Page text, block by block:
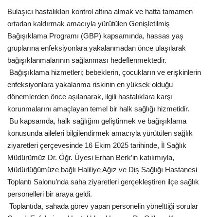
Galeriler
Yaşam
Künye
Sağlık
İletişim
Kültür Sanat
Bulaşıcı hastalıkları kontrol altına almak ve hatta tamamen
ortadan kaldırmak amacıyla yürütülen Genişletilmiş
Bağışıklama Programı (GBP) kapsamında, hassas yaş
gruplarına enfeksiyonlara yakalanmadan önce ulaşılarak
bağışıklanmalarının sağlanması hedeflenmektedir.
Bağışıklama hizmetleri; bebeklerin, çocukların ve erişkinlerin
enfeksiyonlara yakalanma riskinin en yüksek olduğu
dönemlerden önce aşılanarak, ilgili hastalıklara karşı
korunmalarını amaçlayan temel bir halk sağlığı hizmetidir.
Bu kapsamda, halk sağlığını geliştirmek ve bağışıklama
konusunda aileleri bilgilendirmek amacıyla yürütülen sağlık
ziyaretleri çerçevesinde 16 Ekim 2025 tarihinde, İl Sağlık
Müdürümüz Dr. Öğr. Üyesi Erhan Berk’in katılımıyla,
Müdürlüğümüze bağlı Haliliye Ağız ve Diş Sağlığı Hastanesi
Toplantı Salonu’nda saha ziyaretleri gerçekleştiren ilçe sağlık
personelleri bir araya geldi.
Toplantıda, sahada görev yapan personelin yönelttiği sorular